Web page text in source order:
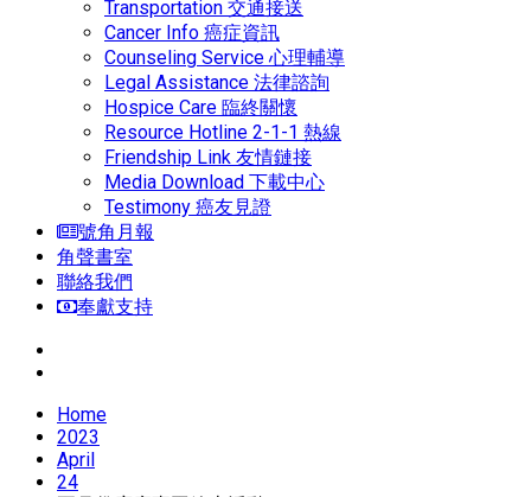
Transportation 交通接送
Cancer Info 癌症資訊
Counseling Service 心理輔導
Legal Assistance 法律諮詢
Hospice Care 臨終關懷
Resource Hotline 2-1-1 熱線
Friendship Link 友情鏈接
Media Download 下載中心
Testimony 癌友見證
號角月報
角聲書室
聯絡我們
奉獻支持
Home
2023
April
24